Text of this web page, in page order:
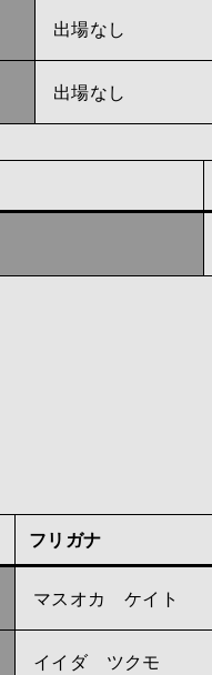
出場なし
出場なし
フリガナ
マスオカ ケイト
イイダ ツクモ